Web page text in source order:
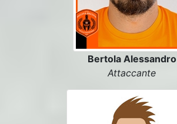
Bertola Alessandro
Attaccante